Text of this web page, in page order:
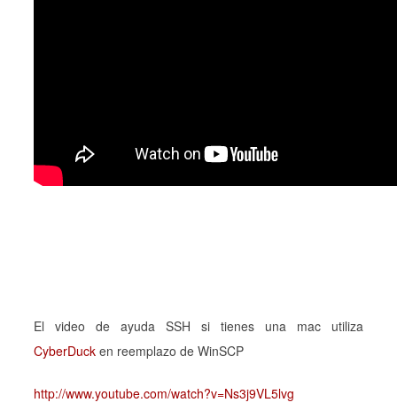
El video de ayuda SSH si tienes una mac utiliza
CyberDuck en reemplazo de WinSCP
http://www.youtube.com/watch?v=Ns3j9VL5lvg